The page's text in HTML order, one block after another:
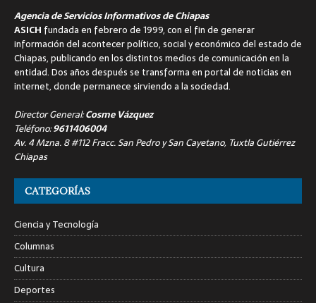
Agencia de Servicios Informativos de Chiapas
ASICH fundada en febrero de 1999, con el fin de generar
información del acontecer político, social y económico del estado de
Chiapas, publicando en los distintos medios de comunicación en la
entidad. Dos años después se transforma en portal de noticias en
internet, donde permanece sirviendo a la sociedad.
Director General:Cosme Vázquez
Teléfono:9611406004
Av. 4 Mzna. 8 #112 Fracc. San Pedro y San Cayetano, Tuxtla Gutiérrez
Chiapas
CATEGORÍAS
Ciencia y Tecnología
Columnas
Cultura
Deportes